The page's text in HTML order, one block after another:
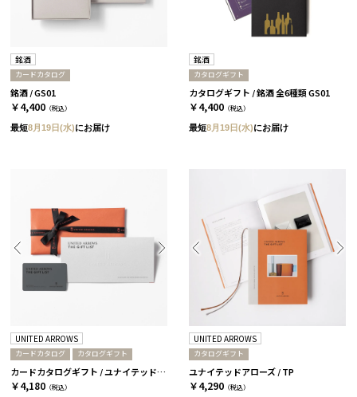
銘酒
カードカタログ
銘酒 / GS01
￥4,400 （税込）
最短8月19日(水)にお届け
銘酒
カタログギフト
カタログギフト / 銘酒 全6種類 GS01
￥4,400 （税込）
最短8月19日(水)にお届け
UNITED ARROWS
カードカタログ カタログギフト
カードカタログギフト / ユナイテッドアローズ ザ ギフト リスト / TP-CARD
￥4,180 （税込）
UNITED ARROWS
カタログギフト
ユナイテッドアローズ / TP
￥4,290 （税込）